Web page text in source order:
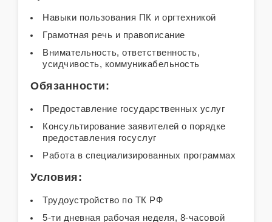
Навыки пользования ПК и оргтехникой
Грамотная речь и правописание
Внимательность, ответственность,
усидчивость, коммуникабельность
Обязанности:
Предоставление государственных услуг
Консультирование заявителей о порядке
предоставления госуслуг
Работа в специализированных программах
Условия:
Трудоустройство по ТК РФ
5-ти дневная рабочая неделя, 8-часовой